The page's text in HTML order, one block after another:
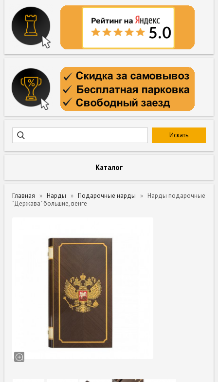
Каталог
Главная Нарды Подарочные нарды
Нарды подарочные
"Держава" большие, венге